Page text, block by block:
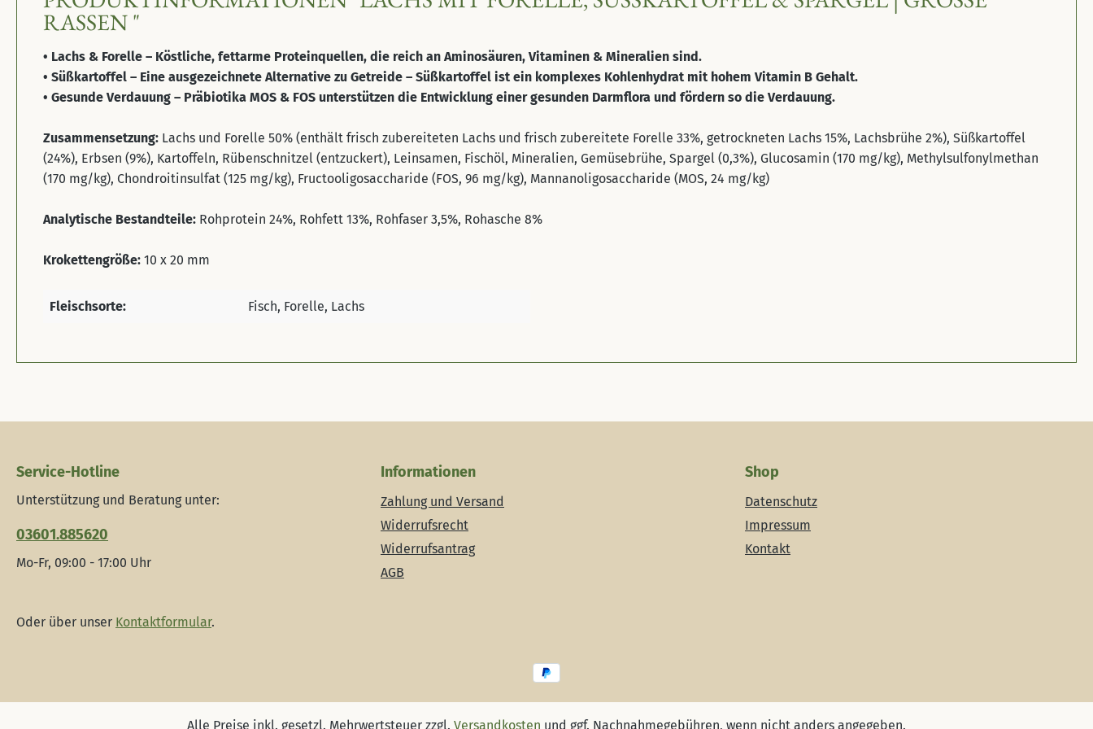
ASSEN "
• Lachs & Forelle – Köstliche, fettarme Proteinquellen, die reich an Aminosäuren, Vitaminen & Mineralien sind.
• Süßkartoffel – Eine ausgezeichnete Alternative zu Getreide – Süßkartoffel ist ein komplexes Kohlenhydrat mit hohem Vitamin B Gehalt.
• Gesunde Verdauung – Präbiotika MOS & FOS unterstützen die Entwicklung einer gesunden Darmflora und fördern so die Verdauung.
Zusammensetzung: Lachs und Forelle 50% (enthält frisch zubereiteten Lachs und frisch zubereitete Forelle 33%, getrockneten Lachs 15%, Lachsbrühe 2%), Süßkartoffel
(24%), Erbsen (9%), Kartoffeln, Rübenschnitzel (entzuckert), Leinsamen, Fischöl, Mineralien, Gemüsebrühe, Spargel (0,3%), Glucosamin (170 mg/kg), Methylsulfonylmethan
(170 mg/kg), Chondroitinsulfat (125 mg/kg), Fructooligosaccharide (FOS, 96 mg/kg), Mannanoligosaccharide (MOS, 24 mg/kg)
Analytische Bestandteile: Rohprotein 24%, Rohfett 13%, Rohfaser 3,5%, Rohasche 8%
Krokettengröße: 10 x 20 mm
Fleischsorte: Fisch, Forelle, Lachs
Service-Hotline
Unterstützung und Beratung unter:
03601.885620
Mo-Fr, 09:00 - 17:00 Uhr
Oder über unser Kontaktformular.
Informationen
Zahlung und Versand
Widerrufsrecht
Widerrufsantrag
AGB
Shop
Datenschutz
Impressum
Kontakt
Alle Preise inkl. gesetzl. Mehrwertsteuer zzgl. Versandkosten und ggf. Nachnahmegebühren, wenn nicht anders angegeben.